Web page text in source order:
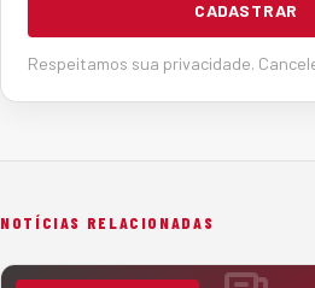
CADASTRAR
Respeitamos sua privacidade.
NOTÍCIAS RELACIONADAS